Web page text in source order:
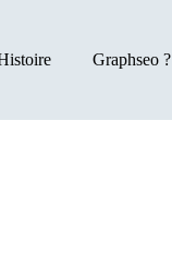
Graphseo ?